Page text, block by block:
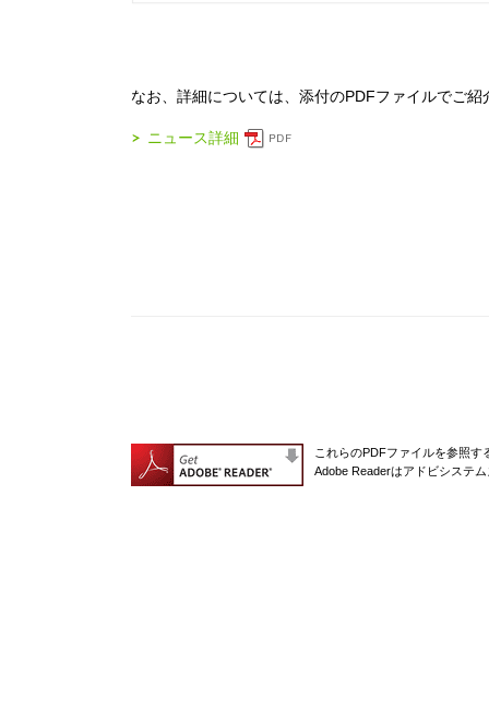
なお、詳細については、添付のPDFファイルでご紹
ニュース詳細
これらのPDFファイルを参照す
Adobe Readerはアドビシステ